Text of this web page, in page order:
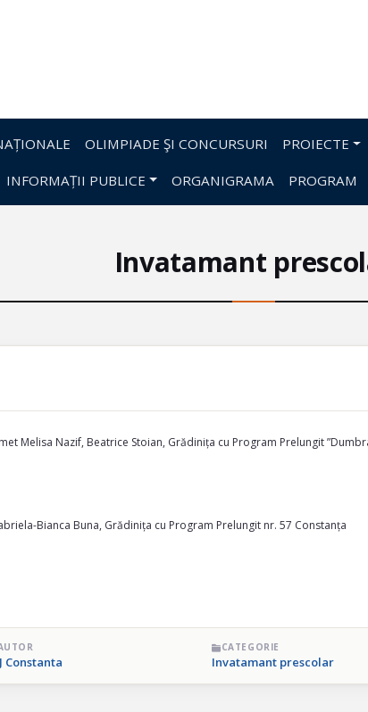
OLIMPIADE ŞI CONCURSURI PROIECTE
INFORMAȚII PUBLICE ORGANIGRAMA PROGRAM
Invatamant
Melisa Nazif, Beatrice Stoian, Grădinița cu Program Prelungit
Bianca Buna, Grădinița cu Program Prelungit nr. 57 Constanța
Constanta
CATEGORIE
Invatamant prescolar